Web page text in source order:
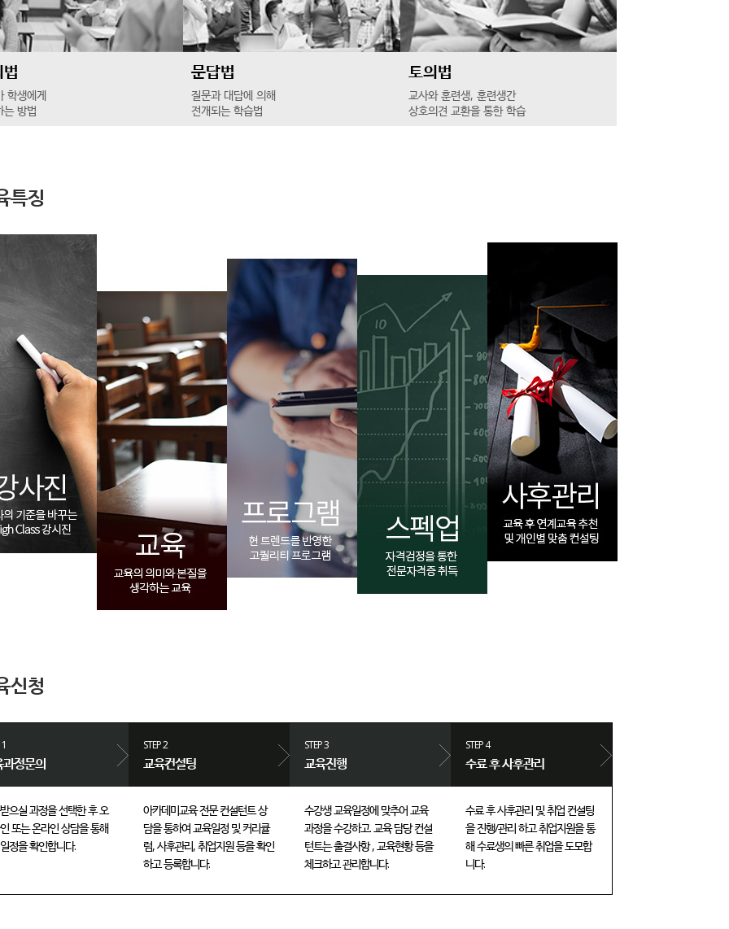
학생에게
는 방법
문답법
질문과 대답에 의해
전개되는 학습법
토의법
교사와 훈련생, 훈련생간
상호의견 교환을 통한 학습
특징
신청
과정문의
으실 과정을 선택한 후 오
또는 온라인 상담을 통해
정을 확인합니다.
STEP 2
교육컨설팅
아카데미교육 전문 컨설턴트 상
담을 통하여 교육일정 및 커리큘
럼, 사후관리, 취업지원 등을 확인
하고 등록합니다.
STEP 3
교육진행
수강생 교육일정에 맞추어 교육
과정을 수강하고. 교육 담당 컨설
턴트는 출결사항 , 교육현황 등을
체크하고 관리합니다.
STEP 4
수료 후 사후관리
수료 후 사후관리 및 취업 컨설팅
을 진행/관리 하고 취업지원을 통
해 수료생의 빠른 취업을 도모합
니다.